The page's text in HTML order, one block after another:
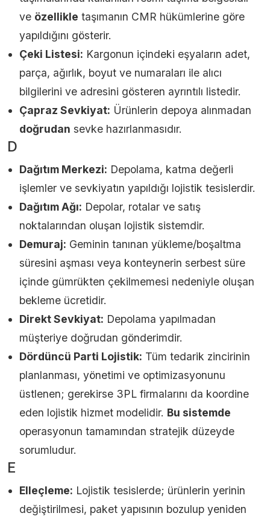
ve özellikle taşımanın CMR hükümlerine göre
yapıldığını gösterir.
Çeki Listesi: Kargonun içindeki eşyaların adet,
parça, ağırlık, boyut ve numaraları ile alıcı
bilgilerini ve adresini gösteren ayrıntılı listedir.
Çapraz Sevkiyat: Ürünlerin depoya alınmadan
doğrudan sevke hazırlanmasıdır.
D
Dağıtım Merkezi: Depolama, katma değerli
işlemler ve sevkiyatın yapıldığı lojistik tesislerdir.
Dağıtım Ağı: Depolar, rotalar ve satış
noktalarından oluşan lojistik sistemdir.
Demuraj: Geminin tanınan yükleme/boşaltma
süresini aşması veya konteynerin serbest süre
içinde gümrükten çekilmemesi nedeniyle oluşan
bekleme ücretidir.
Direkt Sevkiyat: Depolama yapılmadan
müşteriye doğrudan gönderimdir.
Dördüncü Parti Lojistik: Tüm tedarik zincirinin
planlanması, yönetimi ve optimizasyonunu
üstlenen; gerekirse 3PL firmalarını da koordine
eden lojistik hizmet modelidir. Bu sistemde
operasyonun tamamından stratejik düzeyde
sorumludur.
E
Elleçleme: Lojistik tesislerde; ürünlerin yerinin
değiştirilmesi, paket yapısının bozulup yeniden